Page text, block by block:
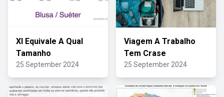
Xl Equivale A Qual
Tamanho
25 September 2024
Viagem A Trabalho
Tem Crase
25 September 2024